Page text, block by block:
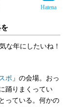
Hatena
な年にしたいね！
ポ 」の会場。おっ
踊りまくってい
っている。何かの